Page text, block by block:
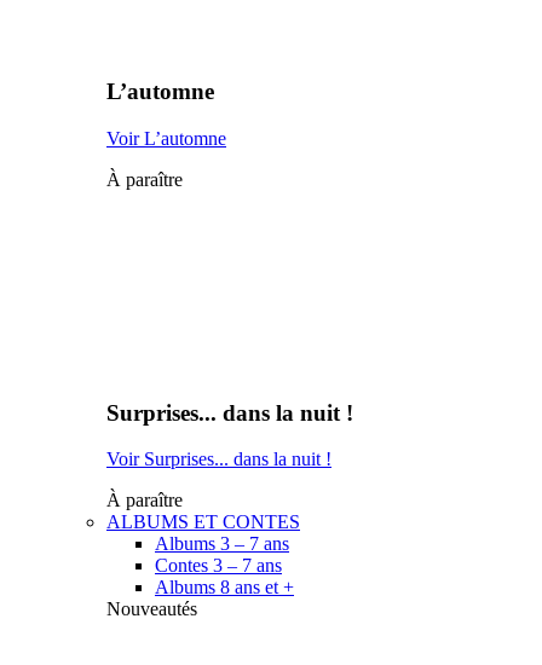
L’automne
Voir L’automne
À paraître
Surprises... dans la nuit !
Voir Surprises... dans la nuit !
À paraître
ALBUMS ET CONTES
Albums 3 – 7 ans
Contes 3 – 7 ans
Albums 8 ans et +
Nouveautés